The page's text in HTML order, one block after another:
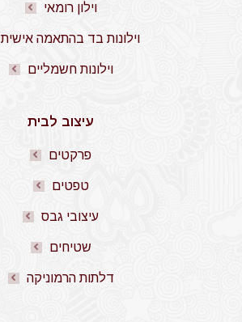
וילון רומאי
וילונות בד בהתאמה אישית
וילונות חשמליים
עיצוב לבית
פרקטים
טפטים
עיצובי גבס
שטיחים
דלתות הרמוניקה